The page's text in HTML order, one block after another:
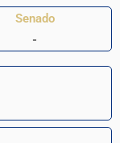
Senado
-